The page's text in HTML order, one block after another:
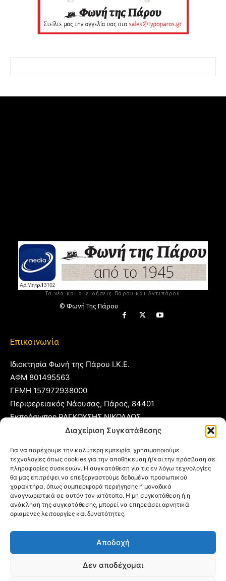
Διαχείριση Συγκατάθεσης
Για να παρέχουμε την καλύτερη εμπειρία, χρησιμοποιούμε
τεχνολογίες όπως cookies για την αποθήκευση ή/και την πρόσβαση σε
πληροφορίες συσκευών. Η συγκατάθεση για τις εν λόγω τεχνολογίες
θα μας επιτρέψει να επεξεργαστούμε δεδομένα προσωπικού
χαρακτήρα, όπως συμπεριφορά περιήγησης ή μοναδικά
αναγνωριστικά σε αυτόν τον ιστότοπο. Η μη συγκατάθεση ή η
ανάκληση της συγκατάθεσης, μπορεί να επηρεάσει αρνητικά
ορισμένες λειτουργίες και δυνατότητες.
Αποδοχή
Δεν αποδέχομαι
Τα νέα και οι ειδήσεις Πάρου και Αντιπάρου
© Φωνή Της Πάρου
Επικοινωνία
Ιδιοκτησία Φωνή της Πάρου Ι.Κ.Ε.
ΑΦΜ 801495563
ΓΕΜΗ 157972938000
Περιφερειακός Νάουσας, Πάρος, 84401
Εκπρόσωπος ΡΑΓΚΟΥΣΗΣ ΝΙΚΟΛΑΟΣ
Κ:6977 248885
E:foni@typoparos.gr(για αγγελίες:sales@typoparos.gr)
Πολιτική απορρήτου & Cookies